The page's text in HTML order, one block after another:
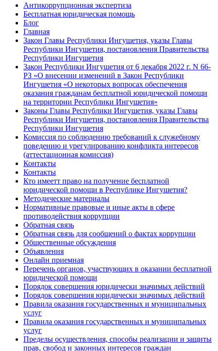
Антикоррупционная экспертиза
Бесплатная юридическая помощь
Блог
Главная
Закон Главы Республики Ингушетия, указы Главы
Республики Ингушетия, постановления Правительства
Республики Ингушетия
Закон Республики Ингушетия от 6 декабря 2022 г. N 66-
РЗ «О внесении изменений в Закон Республики
Ингушетия «О некоторых вопросах обеспечения
оказания гражданам бесплатной юридической помощи
на территории Республики Ингушетия»
Законы Главы Республики Ингушетия, указы Главы
Республики Ингушетия, постановления Правительства
Республики Ингушетия
Комиссия по соблюдению требований к служебному
поведению и урегулированию конфликта интересов
(аттестационная комиссия)
Контакты
Контакты
Кто имеетт право на получение бесплатной
юридической помощи в Республике Ингушетия?
Методические материалы
Нормативные правовые и иные акты в сфере
противодействия коррупции
Обратная связь
Обратная связь для сообщений о фактах коррупции
Общественные обсуждения
Объявления
Онлайн приемная
Перечень органов, участвующих в оказании бесплатной
юридической помощи
Порядок совершения юридически значимых действий
Порядок совершения юридически значимых действий
Правила оказания государственных и муниципальных
услуг
Правила оказания государственных и муниципальных
услуг
Пределы осуществления, способы реализации и защиты
прав, свобод и законных интересов граждан